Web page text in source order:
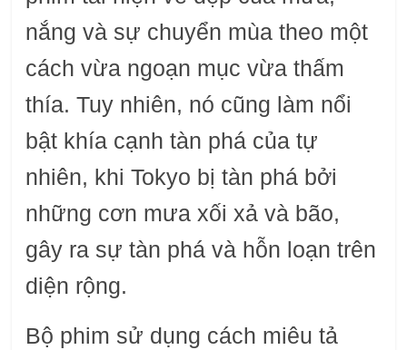
nắng và sự chuyển mùa theo một
cách vừa ngoạn mục vừa thấm
thía. Tuy nhiên, nó cũng làm nổi
bật khía cạnh tàn phá của tự
nhiên, khi Tokyo bị tàn phá bởi
những cơn mưa xối xả và bão,
gây ra sự tàn phá và hỗn loạn trên
diện rộng.
Bộ phim sử dụng cách miêu tả